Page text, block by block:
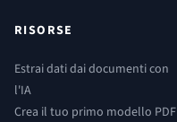
RISORSE
Estrai dati dai documenti con
l'IA
Crea il tuo primo modello PDF